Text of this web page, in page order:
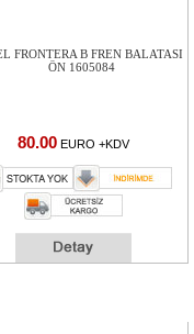
80.00 EURO +KDV